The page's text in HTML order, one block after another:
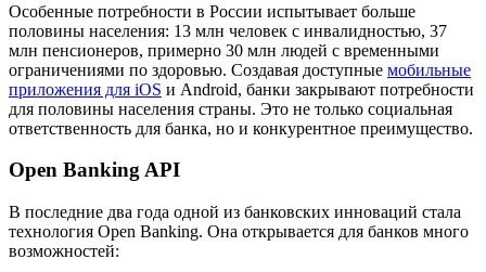
Особенные потребности в России испытывает больше
половины населения: 13 млн человек с инвалидностью, 37
млн пенсионеров, примерно 30 млн людей с временными
ограничениями по здоровью. Создавая доступные мобильные
приложения для iOS и Android, банки закрывают потребности
для половины населения страны. Это не только социальная
ответственность для банка, но и конкурентное преимущество.
Open Banking API
В последние два года одной из банковских инноваций стала
технология Open Banking. Она открывается для банков много
возможностей: